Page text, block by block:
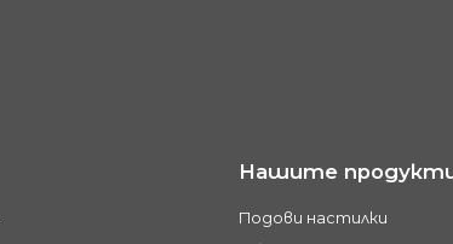
Нашите
Подови настилки